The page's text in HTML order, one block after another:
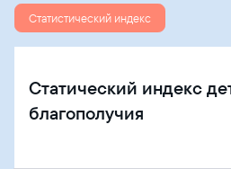
Статистический индекс
Статический индекс
благополучия